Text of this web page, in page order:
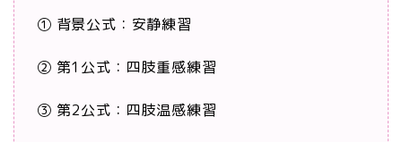
① 背景公式：安静練習
② 第1公式：四肢重感練習
③ 第2公式：四肢温感練習